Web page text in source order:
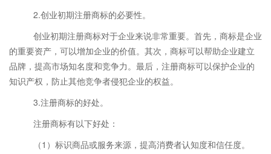
2.创业初期注册商标的必要性。
创业初期注册商标对于企业来说非常重要。首先，商标是企业
的重要资产，可以增加企业的价值。其次，商标可以帮助企业建立
品牌，提高市场知名度和竞争力。最后，注册商标可以保护企业的
知识产权，防止其他竞争者侵犯企业的权益。
3.注册商标的好处。
注册商标有以下好处：
（1）标识商品或服务来源，提高消费者认知度和信任度。